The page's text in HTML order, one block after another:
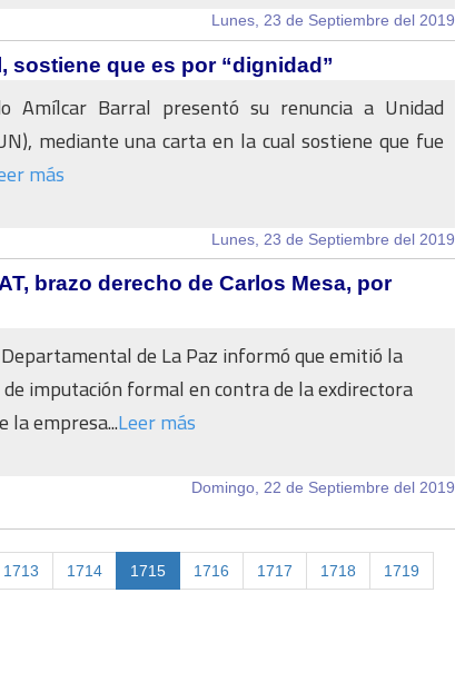
Lunes, 23 de Septiembre del 2019
sostiene que es por “dignidad”
Amílcar Barral presentó su renuncia a Unidad
mediante una carta en la cual sostiene que fue
más
Lunes, 23 de Septiembre del 2019
brazo derecho de Carlos Mesa, por
de La Paz informó que emitió la
de imputación formal en contra de la exdirectora
la empresa...Leer más
Domingo, 22 de Septiembre del 2019
1713 1714 1715 1716 1717 1718 1719